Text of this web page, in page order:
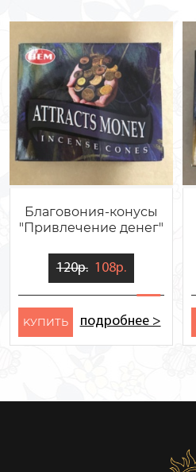
Благовония-конусы
"Привлечение денег"
120р. 108р.
KУПИТЬ подробнее >